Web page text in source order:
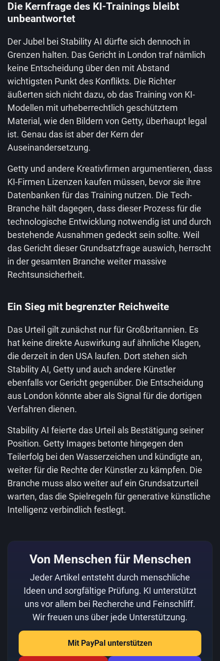
Die Kernfrage des KI-Trainings bleibt
unbeantwortet
Der Jubel bei Stability AI dürfte sich dennoch in
Grenzen halten. Das Gericht in London traf nämlich
keine Entscheidung über den mit Abstand
wichtigsten Punkt des Konflikts. Die Richter
äußerten sich nicht dazu, ob das Training von KI-
Modellen mit urheberrechtlich geschütztem
Material, wie den Bildern von Getty, überhaupt legal
ist. Genau das ist aber der Kern der
Auseinandersetzung.
Getty und andere Kreativfirmen argumentieren, dass
KI-Firmen Lizenzen kaufen müssen, bevor sie ihre
Datenbanken für das Training nutzen. Die Tech-
Branche hält dagegen, dass dieser Prozess für die
technologische Entwicklung notwendig ist und durch
bestehende Ausnahmen gedeckt sein sollte. Weil
das Gericht dieser Grundsatzfrage auswich, herrscht
in der gesamten Branche weiter massive
Rechtsunsicherheit.
Ein Sieg mit begrenzter Reichweite
Das Urteil gilt zunächst nur für Großbritannien. Es
hat keine direkte Auswirkung auf ähnliche Klagen,
die derzeit in den USA laufen. Dort stehen sich
Stability AI, Getty und auch andere Künstler
ebenfalls vor Gericht gegenüber. Die Entscheidung
aus London könnte aber als Signal für die dortigen
Verfahren dienen.
Stability AI feierte das Urteil als Bestätigung seiner
Position. Getty Images betonte hingegen den
Teilerfolg bei den Wasserzeichen und kündigte an,
weiter für die Rechte der Künstler zu kämpfen. Die
Branche muss also weiter auf ein Grundsatzurteil
warten, das die Spielregeln für generative künstliche
Intelligenz verbindlich festlegt.
Von Menschen für Menschen
Jeder Artikel entsteht durch menschliche
Ideen und sorgfältige Prüfung. KI unterstützt
uns vor allem bei Recherche und Feinschliff.
Wir freuen uns über jede Unterstützung.
Mit PayPal unterstützen